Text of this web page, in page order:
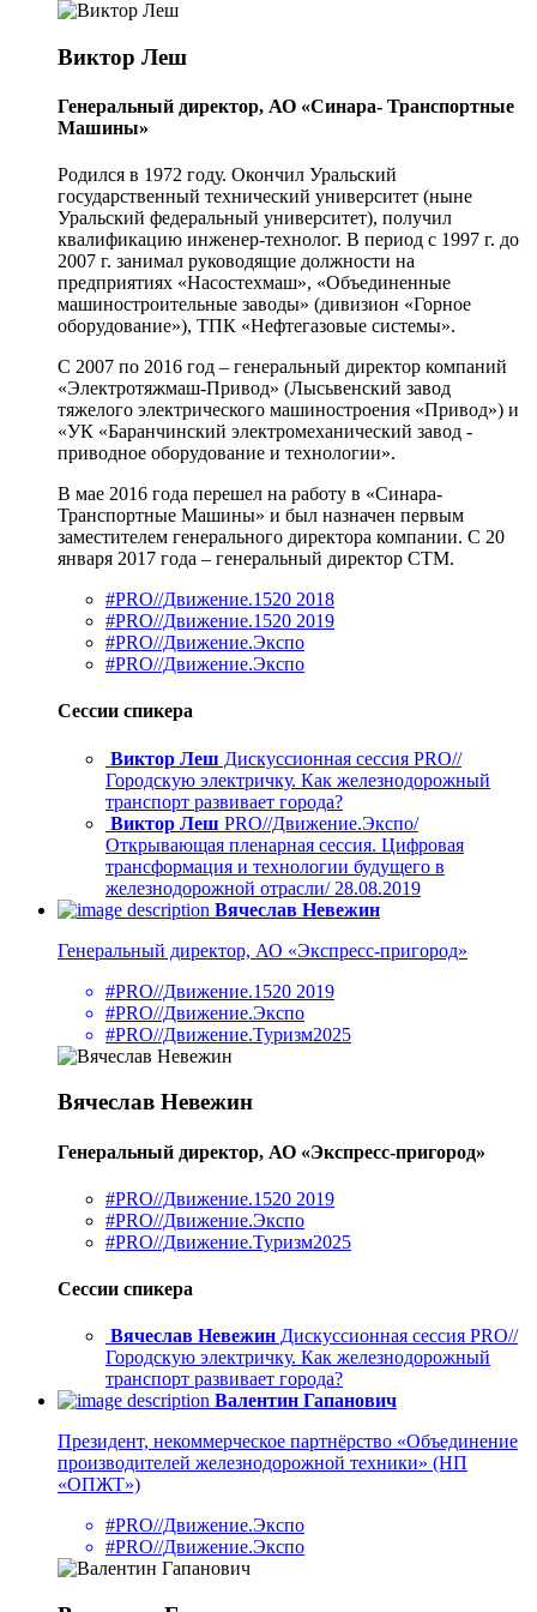
Виктор Леш
Генеральный директор, АО «Синара- Транспортные
Машины»
Родился в 1972 году. Окончил Уральский
государственный технический университет (ныне
Уральский федеральный университет), получил
квалификацию инженер-технолог. В период с 1997 г. до
2007 г. занимал руководящие должности на
предприятиях «Насостехмаш», «Объединенные
машиностроительные заводы» (дивизион «Горное
оборудование»), ТПК «Нефтегазовые системы».
С 2007 по 2016 год – генеральный директор компаний
«Электротяжмаш-Привод» (Лысьвенский завод
тяжелого электрического машиностроения «Привод») и
«УК «Баранчинский электромеханический завод -
приводное оборудование и технологии».
В мае 2016 года перешел на работу в «Синара-
Транспортные Машины» и был назначен первым
заместителем генерального директора компании. С 20
января 2017 года – генеральный директор СТМ.
#PRO//Движение.1520 2018
#PRO//Движение.1520 2019
#PRO//Движение.Экспо
#PRO//Движение.Экспо
Сессии спикера
Виктор Леш Дискуссионная сессия PRO//
Городскую электричку. Как железнодорожный
транспорт развивает города?
Виктор Леш PRO//Движение.Экспо/
Открывающая пленарная сессия. Цифровая
трансформация и технологии будущего в
железнодорожной отрасли/ 28.08.2019
Вячеслав Невежин
Генеральный директор, АО «Экспресс-пригород»
#PRO//Движение.1520 2019
#PRO//Движение.Экспо
#PRO//Движение.Туризм2025
Вячеслав Невежин
Генеральный директор, АО «Экспресс-пригород»
#PRO//Движение.1520 2019
#PRO//Движение.Экспо
#PRO//Движение.Туризм2025
Сессии спикера
Вячеслав Невежин Дискуссионная сессия PRO//
Городскую электричку. Как железнодорожный
транспорт развивает города?
Валентин Гапанович
Президент, некоммерческое партнёрство «Объединение
производителей железнодорожной техники» (НП
«ОПЖТ»)
#PRO//Движение.Экспо
#PRO//Движение.Экспо